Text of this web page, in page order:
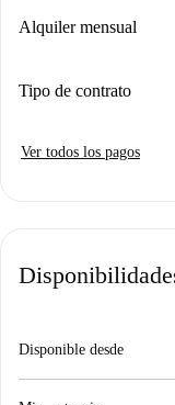
Alquiler mensual
Tipo de contrato
Ver todos los pagos
Disponible desde